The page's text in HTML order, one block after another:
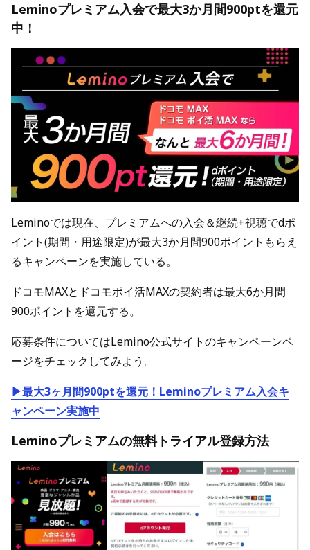
Leminoプレミアム入会で最大3か月間900ptを還元
中！
Leminoでは現在、プレミアムへの入会＆継続+視聴でdポ
イント(期間・用途限定)が最大3か月間900ポイントもらえ
るキャンペーンを実施している。
ドコモMAXとドコモポイ活MAXの契約者は最大6か月間
900ポイントを還元する。
応募条件についてはLemino公式サイトのキャンペーンペ
ージをチェックしてみよう。
▶最大3ヶ月間900ptを還元！Leminoプレミアム入会キ
ャンペーン実施中
Leminoプレミアムの無料トライアル登録方法